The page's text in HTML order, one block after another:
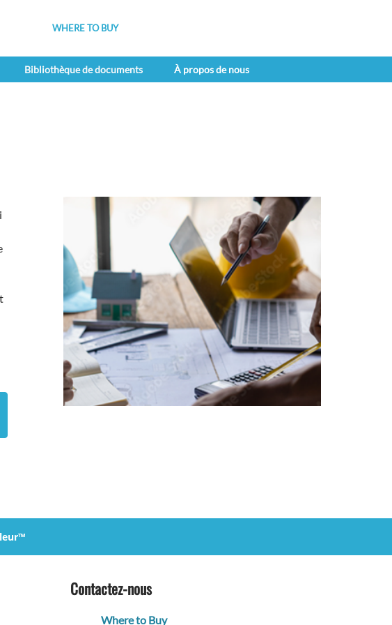
WHERE TO BUY
Bibliothèque de documents À propos de nous
Contactez-nous
Where to Buy